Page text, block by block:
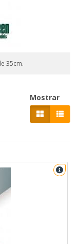
35cm.
Mostrar